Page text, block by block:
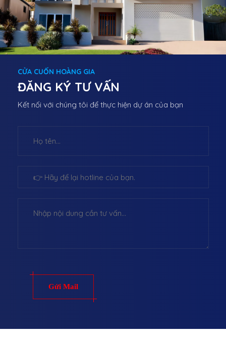
CỬA CUỐN HOÀNG GIA
ĐĂNG KÝ TƯ VẤN
Kết nối với chúng tôi để thực hiện dự án của bạn
Gửi Mail